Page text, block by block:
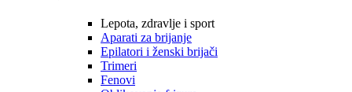
Lepota, zdravlje i sport
Aparati za brijanje
Epilatori i ženski brijači
Trimeri
Fenovi